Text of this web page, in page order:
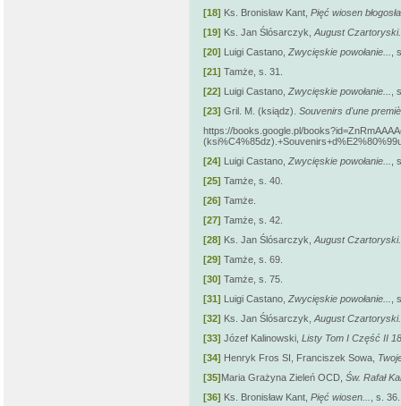
[18] Ks. Bronisław Kant, Pięć wiosen
[19] Ks. Jan Ślósarczyk, August
[20] Luigi Castano, Zwycięskie powołanie...
,
[21] Tamże, s. 31.
[22] Luigi Castano, Zwycięskie powołanie...
,
[23] Gril. M. (ksiądz). Souvenirs d'une
https://books.google.pl/
[24] Luigi Castano, Zwycięskie powołanie...
,
[25] Tamże, s. 40.
[26] Tamże.
[27] Tamże, s. 42.
[28] Ks. Jan Ślósarczyk, August
[29] Tamże, s. 69.
[30] Tamże, s. 75.
[31] Luigi Castano, Zwycięskie powołanie...
,
[32] Ks. Jan Ślósarczyk, August
[33] Józef Kalinowski, Listy Tom I Część II
[34] Henryk Fros SI, Franciszek Sowa,
[35]Maria Grażyna Zieleń OCD, Św. Rafał
[36] Ks. Bronisław Kant, Pięć wiosen...
, s. 36.